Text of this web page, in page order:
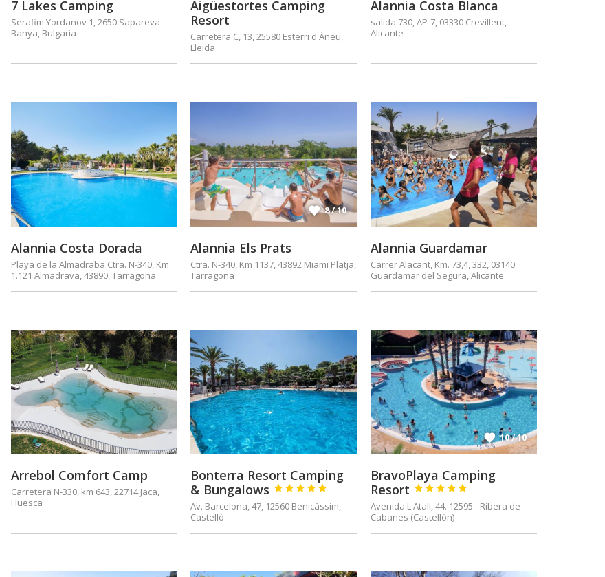
7 Lakes Camping
Serafim Yordanov 1, 2650 Sapareva
Banya, Bulgaria
Aigüestortes Camping
Resort
Carretera C, 13, 25580 Esterri d'Àneu,
Lleida
Alannia Costa Blanca
salida 730, AP-7, 03330 Crevillent,
Alicante
Alannia Costa Dorada
Playa de la Almadraba Ctra. N-340, Km.
1.121 Almadrava, 43890, Tarragona
8 / 10
Alannia Els Prats
Ctra. N-340, Km 1137, 43892 Miami Platja,
Tarragona
Alannia Guardamar
Carrer Alacant, Km. 73,4, 332, 03140
Guardamar del Segura, Alicante
Arrebol Comfort Camp
Carretera N-330, km 643, 22714 Jaca,
Huesca
Bonterra Resort Camping
& Bungalows





Av. Barcelona, 47, 12560 Benicàssim,
Castelló
10 / 10
BravoPlaya Camping
Resort





Avenida L'Atall, 44. 12595 - Ribera de
Cabanes (Castellón)